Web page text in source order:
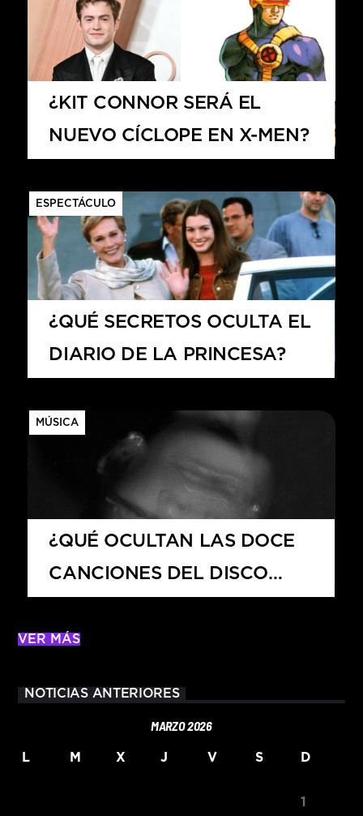
¿KIT CONNOR SERÁ EL
NUEVO CÍCLOPE EN X-MEN?
ESPECTÁCULO
¿QUÉ SECRETOS OCULTA EL
DIARIO DE LA PRINCESA?
MÚSICA
¿QUÉ OCULTAN LAS DOCE
CANCIONES DEL DISCO
VER MÁS
NOTICIAS ANTERIORES
MARZO 2026
L M X J V S D
1